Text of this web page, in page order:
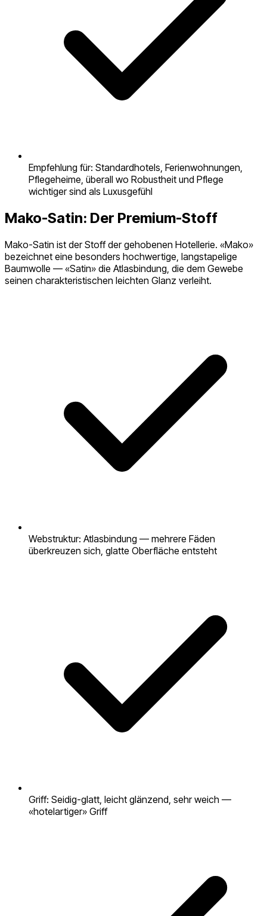
Empfehlung für: Standardhotels, Ferienwohnungen,
Pflegeheime, überall wo Robustheit und Pflege
wichtiger sind als Luxusgefühl
Mako-Satin: Der Premium-Stoff
Mako-Satin ist der Stoff der gehobenen Hotellerie. «Mako»
bezeichnet eine besonders hochwertige, langstapelige
Baumwolle — «Satin» die Atlasbindung, die dem Gewebe
seinen charakteristischen leichten Glanz verleiht.
Webstruktur: Atlasbindung — mehrere Fäden
überkreuzen sich, glatte Oberfläche entsteht
Griff: Seidig-glatt, leicht glänzend, sehr weich —
«hotelartiger» Griff